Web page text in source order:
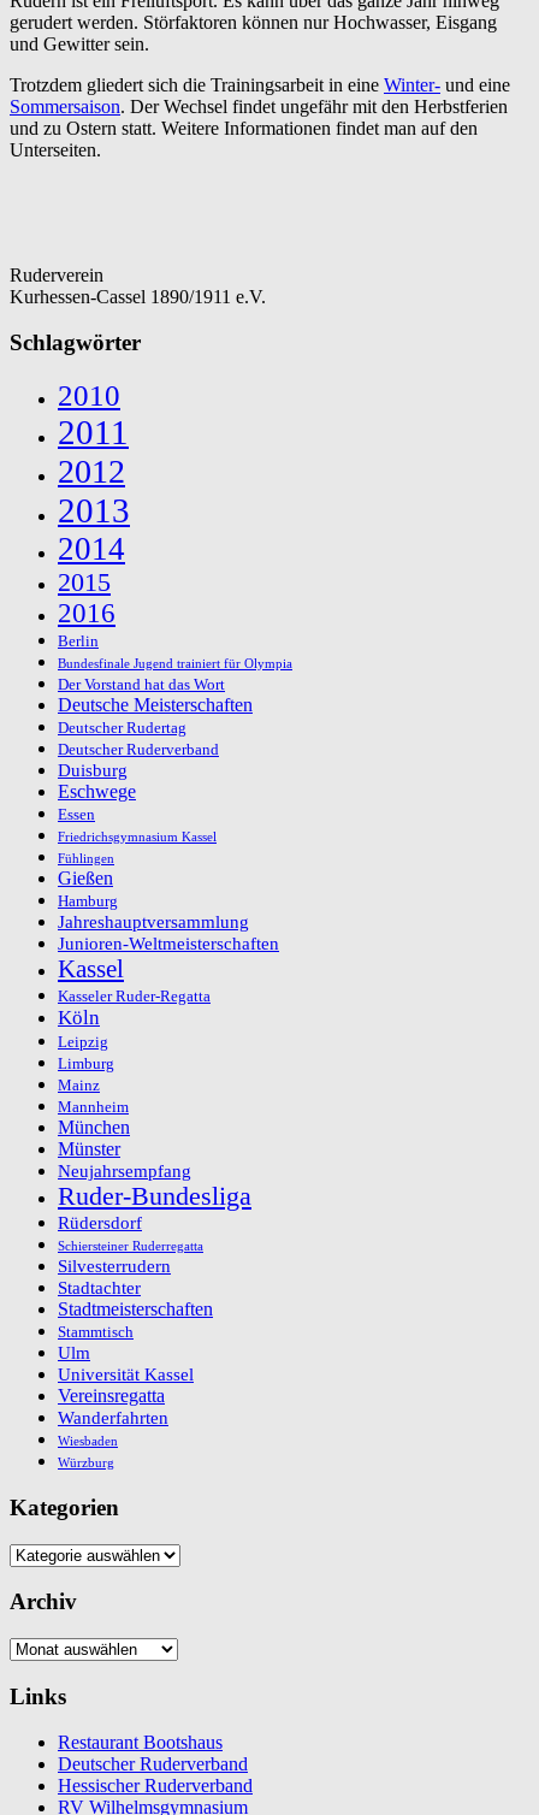
gerudert werden. Störfaktoren können nur Hochwasser, Eisgang
und Gewitter sein.
Trotzdem gliedert sich die Trainingsarbeit in eine Winter- und eine
Sommersaison. Der Wechsel findet ungefähr mit den Herbstferien
und zu Ostern statt. Weitere Informationen findet man auf den
Unterseiten.
Ruderverein
Kurhessen-Cassel 1890/1911 e.V.
Schlagwörter
2010
2011
2012
2013
2014
2015
2016
Berlin
Bundesfinale Jugend trainiert für Olympia
Der Vorstand hat das Wort
Deutsche Meisterschaften
Deutscher Rudertag
Deutscher Ruderverband
Duisburg
Eschwege
Essen
Friedrichsgymnasium Kassel
Fühlingen
Gießen
Hamburg
Jahreshauptversammlung
Junioren-Weltmeisterschaften
Kassel
Kasseler Ruder-Regatta
Köln
Leipzig
Limburg
Mainz
Mannheim
München
Münster
Neujahrsempfang
Ruder-Bundesliga
Rüdersdorf
Schiersteiner Ruderregatta
Silvesterrudern
Stadtachter
Stadtmeisterschaften
Stammtisch
Ulm
Universität Kassel
Vereinsregatta
Wanderfahrten
Wiesbaden
Würzburg
Kategorien
Kategorien
Archiv
Archiv
Links
Restaurant Bootshaus
Deutscher Ruderverband
Hessischer Ruderverband
RV Wilhelmsgymnasium